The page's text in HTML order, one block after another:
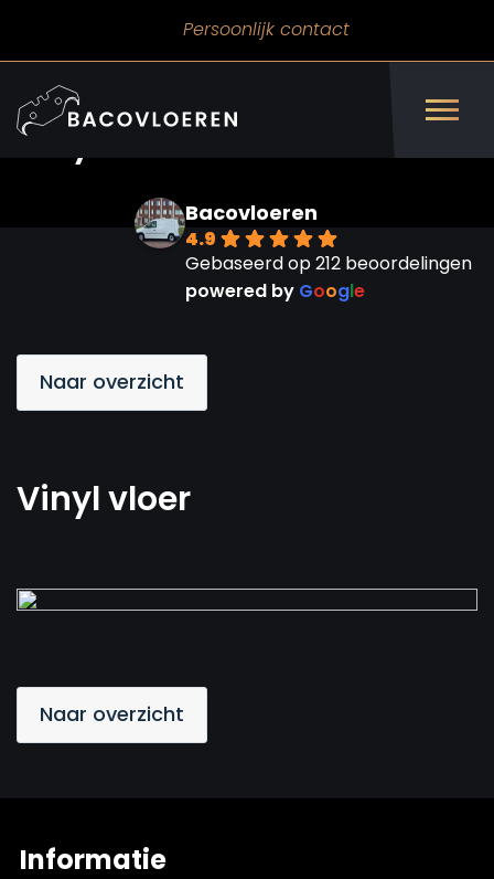
Persoonlijk contact
Vinyl vloer
Bacovloeren
4.9
Gebaseerd op 212 beoordelingen
powered by Google
Naar overzicht
Vinyl vloer
Naar overzicht
Informatie